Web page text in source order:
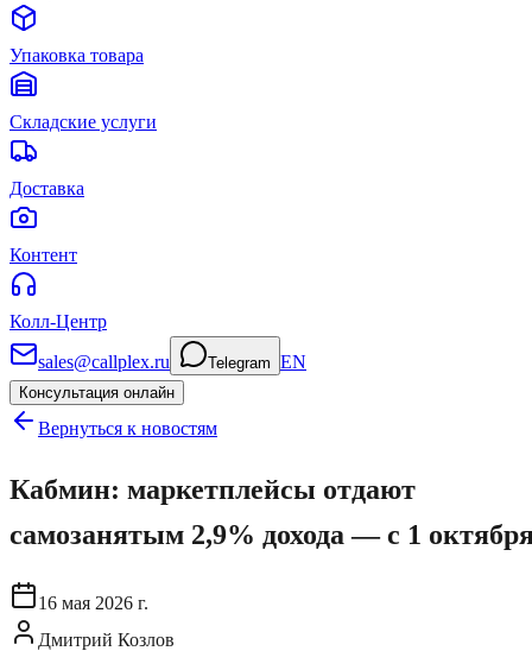
Упаковка товара
Складские услуги
Доставка
Контент
Колл-Центр
sales@callplex.ru
Telegram EN
Консультация онлайн
Вернуться к новостям
Кабмин: маркетплейсы отдают
самозанятым 2,9% дохода — с 1
16 мая 2026 г.
Дмитрий Козлов